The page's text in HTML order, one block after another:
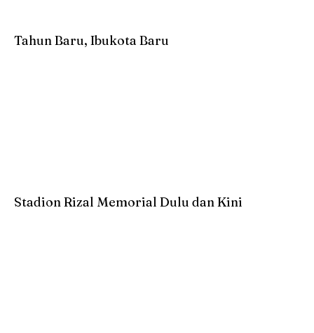
Tahun Baru, Ibukota Baru
Stadion Rizal Memorial Dulu dan Kini